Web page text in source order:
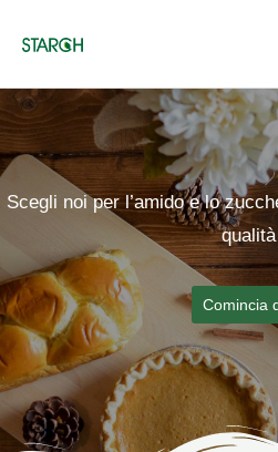
Scegli noi per l’amido e lo
qualità
Comincia